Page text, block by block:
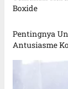
Boxide
Pentingnya
Antusiasme